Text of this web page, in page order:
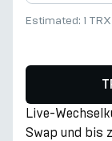
Estimated: 1 TRX
Live-
Swap und bis